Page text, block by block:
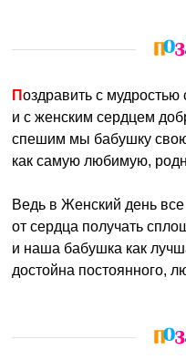
Поздравить с мудростью
и с женским сердцем
спешим мы бабушку
как самую любимую,
Ведь в Женский день
от сердца получать
и наша бабушка как
достойна постоянного,